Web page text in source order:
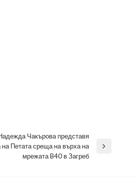
Чакърова представя
на Петата среща на върха на
мрежата B40 в Загреб